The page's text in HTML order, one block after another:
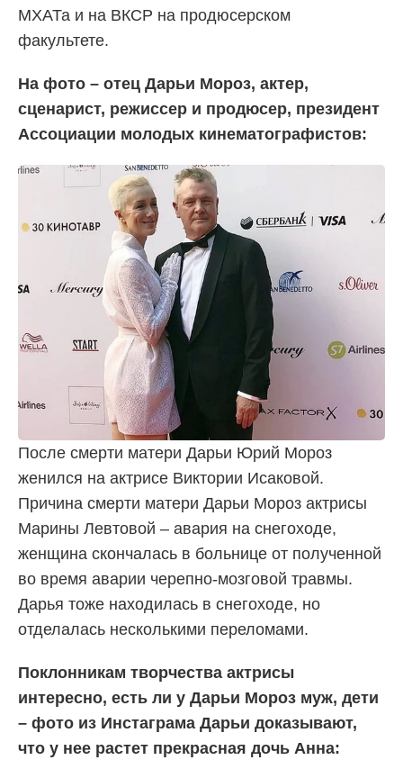
МХАТа и на ВКСР на продюсерском
факультете.
На фото – отец Дарьи Мороз, актер,
сценарист, режиссер и продюсер, президент
Ассоциации молодых кинематографистов:
После смерти матери Дарьи Юрий Мороз
женился на актрисе Виктории Исаковой.
Причина смерти матери Дарьи Мороз актрисы
Марины Левтовой – авария на снегоходе,
женщина скончалась в больнице от полученной
во время аварии черепно-мозговой травмы.
Дарья тоже находилась в снегоходе, но
отделалась несколькими переломами.
Поклонникам творчества актрисы
интересно, есть ли у Дарьи Мороз муж, дети
– фото из Инстаграма Дарьи доказывают,
что у нее растет прекрасная дочь Анна: